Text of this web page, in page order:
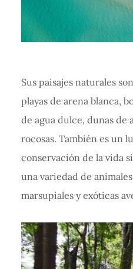
Sus paisajes naturales
playas de arena blanca,
de agua dulce, dunas de
rocosas. También es un
conservación de la vida
una variedad de
marsupiales y exóticas